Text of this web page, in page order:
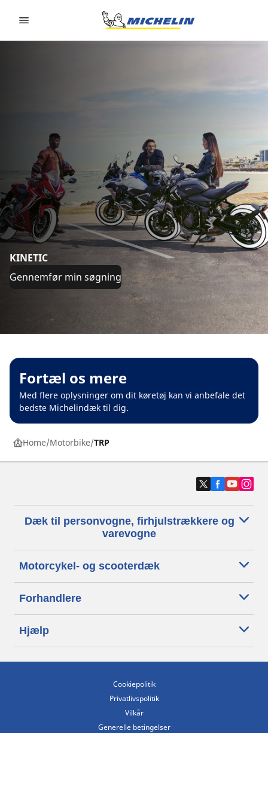
KINETIC
Gennemfør min søgning
Fortæl os mere
Med flere oplysninger om dit køretøj kan vi anbefale det
bedste Michelindæk til dig.
Home Motorbike TRP
Dæk til personvogne, firhjulstrækkere og
varevogne
Motorcykel- og scooterdæk
Forhandlere
Hjælp
Cookiepolitik
Privatlivspolitik
Vilkår
Generelle betingelser